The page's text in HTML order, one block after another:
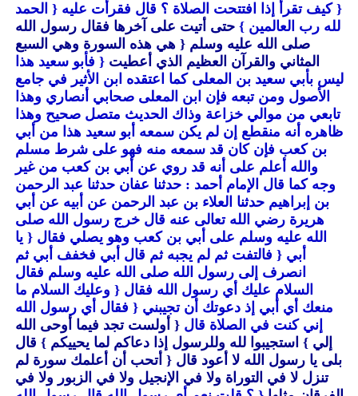
{ كيف تقرأ إذا افتتحت الصلاة ؟ قال فقرأت عليه { الحمد
لله رب العالمين } حتى أتيت على آخرها فقال رسول الله
صلى الله عليه وسلم { هي هذه السورة وهي السبع
المثاني والقرآن العظيم الذي أعطيت { فأبو سعيد هذا
ليس بأبي سعيد بن المعلى كما اعتقده ابن الأثير في جامع
الأصول ومن تبعه فإن ابن المعلى صحابي أنصاري وهذا
تابعي من موالي خزاعة وذاك الحديث متصل صحيح وهذا
ظاهره أنه منقطع إن لم يكن سمعه أبو سعيد هذا من أبي
بن كعب فإن كان قد سمعه منه فهو على شرط مسلم
والله أعلم على أنه قد روي عن أبي بن كعب من غير
وجه كما قال الإمام أحمد : حدثنا عفان حدثنا عبد الرحمن
بن إبراهيم حدثنا العلاء بن عبد الرحمن عن أبيه عن أبي
هريرة رضي الله تعالى عنه قال خرج رسول الله صلى
الله عليه وسلم على أبي بن كعب وهو يصلي فقال { يا
أبي { فالتفت ثم لم يجبه ثم قال أبي فخفف أبي ثم
انصرف إلى رسول الله صلى الله عليه وسلم فقال
السلام عليك أي رسول الله فقال { وعليك السلام ما
منعك أي أبي إذ دعوتك أن تجيبني { فقال أي رسول الله
إني كنت في الصلاة قال { أولست تجد فيما أوحى الله
إلي } استجيبوا لله وللرسول إذا دعاكم لما يحييكم } قال
بلى يا رسول الله لا أعود قال { أتحب أن أعلمك سورة لم
تنزل لا في التوراة ولا في الإنجيل ولا في الزبور ولا في